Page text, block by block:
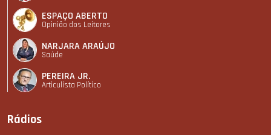
ESPAÇO ABERTO
Opinião dos Leitores
NARJARA ARAÚJO
Saúde
PEREIRA JR.
Articulista Polí­tico
Rádios